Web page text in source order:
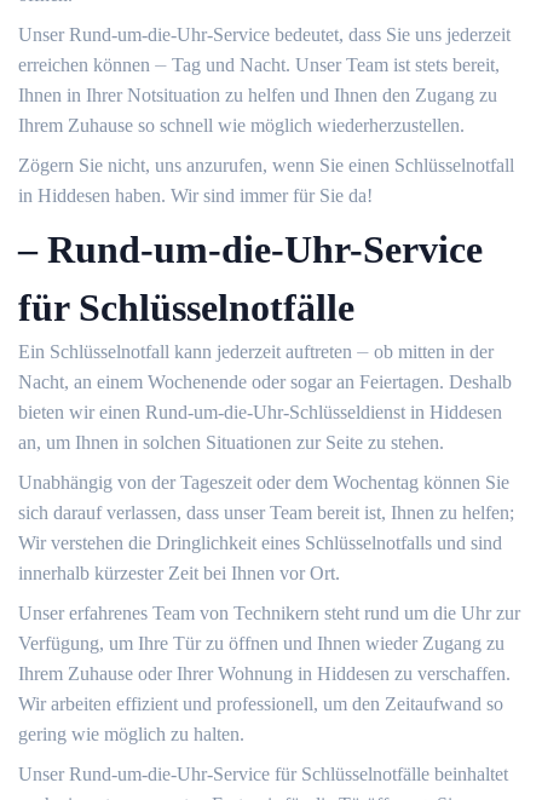
Unser Rund-um-die-Uhr-Service bedeutet, dass Sie uns jederzeit
erreichen können ⏤ Tag und Nacht.​ Unser Team ist stets bereit,
Ihnen in Ihrer Notsituation zu helfen und Ihnen den Zugang zu
Ihrem Zuhause so schnell wie möglich wiederherzustellen.​
Zögern Sie nicht, uns anzurufen, wenn Sie einen Schlüsselnotfall
in Hiddesen haben.​ Wir sind immer für Sie da!​
– Rund-um-die-Uhr-Service
für Schlüsselnotfälle
Ein Schlüsselnotfall kann jederzeit auftreten ⏤ ob mitten in der
Nacht, an einem Wochenende oder sogar an Feiertagen.​ Deshalb
bieten wir einen Rund-um-die-Uhr-Schlüsseldienst in Hiddesen
an, um Ihnen in solchen Situationen zur Seite zu stehen.​
Unabhängig von der Tageszeit oder dem Wochentag können Sie
sich darauf verlassen, dass unser Team bereit ist, Ihnen zu helfen;
Wir verstehen die Dringlichkeit eines Schlüsselnotfalls und sind
innerhalb kürzester Zeit bei Ihnen vor Ort.
Unser erfahrenes Team von Technikern steht rund um die Uhr zur
Verfügung, um Ihre Tür zu öffnen und Ihnen wieder Zugang zu
Ihrem Zuhause oder Ihrer Wohnung in Hiddesen zu verschaffen.​
Wir arbeiten effizient und professionell, um den Zeitaufwand so
gering wie möglich zu halten.​
Unser Rund-um-die-Uhr-Service für Schlüsselnotfälle beinhaltet